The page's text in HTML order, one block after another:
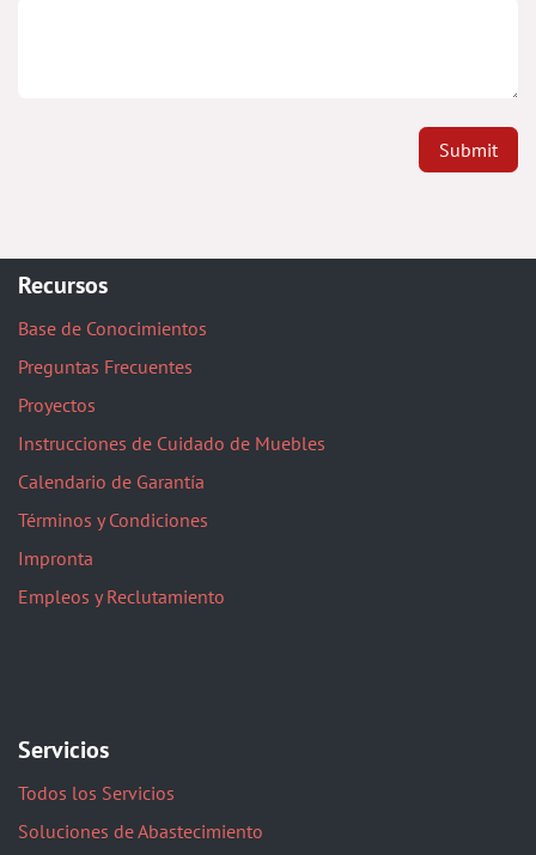
Submit
Recursos
Base de Conocimientos
Preguntas Frecuentes
Proyectos
Instrucciones de Cuidado de Muebles
Calendario de Garantía
Términos y Condiciones
Impronta
Empleos y Reclutamiento
Servicios
Todos los Servicios
Soluciones de Abastecimiento